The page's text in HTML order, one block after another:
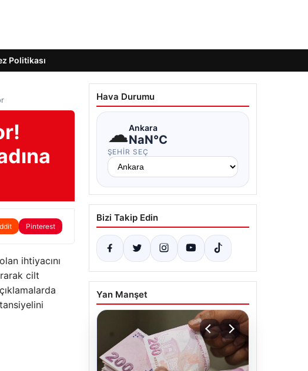
Politikası
Pinterest
ihtiyacını
cilt
Hava Durumu
☁Ankara
NaN°C
ŞEHIR SEÇ
Bizi Takip Edin
Yan Manşet